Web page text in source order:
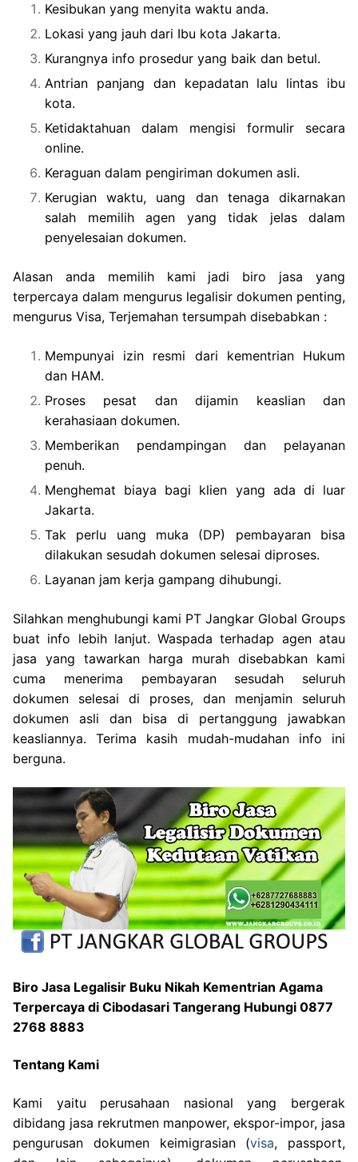
Kesibukan yang menyita waktu anda.
Lokasi yang jauh dari Ibu kota Jakarta.
Kurangnya info prosedur yang baik dan betul.
Antrian panjang dan kepadatan lalu lintas ibu
kota.
Ketidaktahuan dalam mengisi formulir secara
online.
Keraguan dalam pengiriman dokumen asli.
Kerugian waktu, uang dan tenaga dikarnakan
salah memilih agen yang tidak jelas dalam
penyelesaian dokumen.
Alasan anda memilih kami jadi biro jasa yang
terpercaya dalam mengurus legalisir dokumen penting,
mengurus Visa, Terjemahan tersumpah disebabkan :
Mempunyai izin resmi dari kementrian Hukum
dan HAM.
Proses pesat dan dijamin keaslian dan
kerahasiaan dokumen.
Memberikan pendampingan dan pelayanan
penuh.
Menghemat biaya bagi klien yang ada di luar
Jakarta.
Tak perlu uang muka (DP) pembayaran bisa
dilakukan sesudah dokumen selesai diproses.
Layanan jam kerja gampang dihubungi.
Silahkan menghubungi kami PT Jangkar Global Groups
buat info lebih lanjut. Waspada terhadap agen atau
jasa yang tawarkan harga murah disebabkan kami
cuma menerima pembayaran sesudah seluruh
dokumen selesai di proses, dan menjamin seluruh
dokumen asli dan bisa di pertanggung jawabkan
keasliannya. Terima kasih mudah-mudahan info ini
berguna.
Biro Jasa Legalisir Buku Nikah Kementrian Agama
Terpercaya di Cibodasari Tangerang Hubungi 0877
2768 8883
Tentang Kami
Kami yaitu perusahaan nasional yang bergerak
dibidang jasa rekrutmen manpower, ekspor-impor, jasa
pengurusan dokumen keimigrasian (visa, passport,